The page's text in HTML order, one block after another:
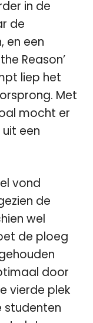
in de
de
en een
Reason’
liep het
Met
mocht er
een
vond
de
wel
de ploeg
door
vierde plek
studenten